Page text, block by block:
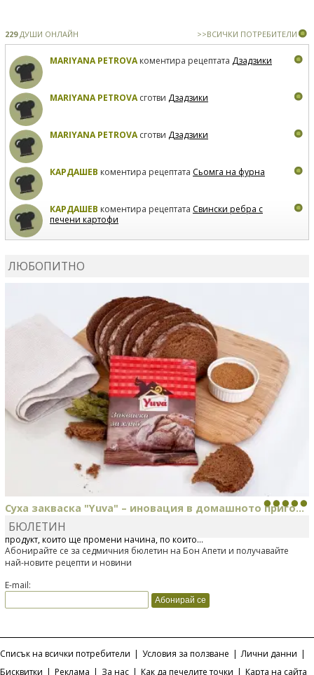
229ДУШИ ОНЛАЙН >>ВСИЧКИ ПОТРЕБИТЕЛИ
MARIYANA PETROVAкоментира рецептата Дзадзики
MARIYANA PETROVAсготви Дзадзики
MARIYANA PETROVAсготви Дзадзики
КАРДАШЕВ коментира рецептата Сьомга на фурна
КАРДАШЕВ коментира рецептата Свински ребра с
печени картофи
ЛЮБОПИТНО
Суха закваска "Yuva" – иновация в домашното приго...
Отскоро Лесафр България стартира предлагането на изцяло нов
продукт, който ще промени начина, по който...
БЮЛЕТИН
Абонирайте се за седмичния бюлетин на Бон Апети и получавайте
най-новите рецепти и новини
E-mail:
Списък на всички потребители | Условия за ползване | Лични данни |
Бисквитки | Реклама | За нас | Как да печелите точки | Карта на сайта